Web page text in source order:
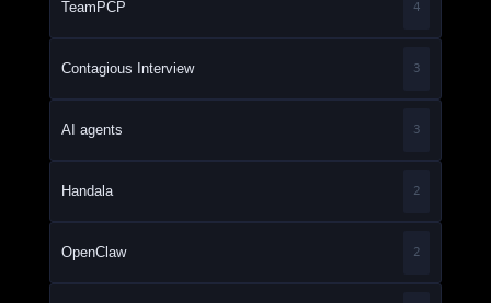
TeamPCP 4
Contagious Interview 3
AI agents 3
Handala 2
OpenClaw 2